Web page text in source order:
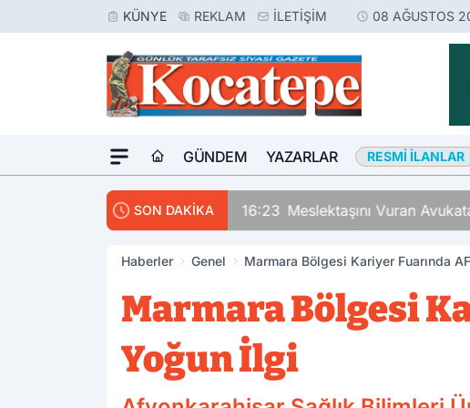
KÜNYE REKLAM İLETIŞIM 08 AĞUSTOS
GÜNDEM YAZARLAR RESMI İLANLAR
SON DAKİKA 16:23 Meslektaşını Vuran
Haberler Genel Marmara Bölgesi Kariyer Fuarında
Marmara Bölgesi
Yoğun İlgi